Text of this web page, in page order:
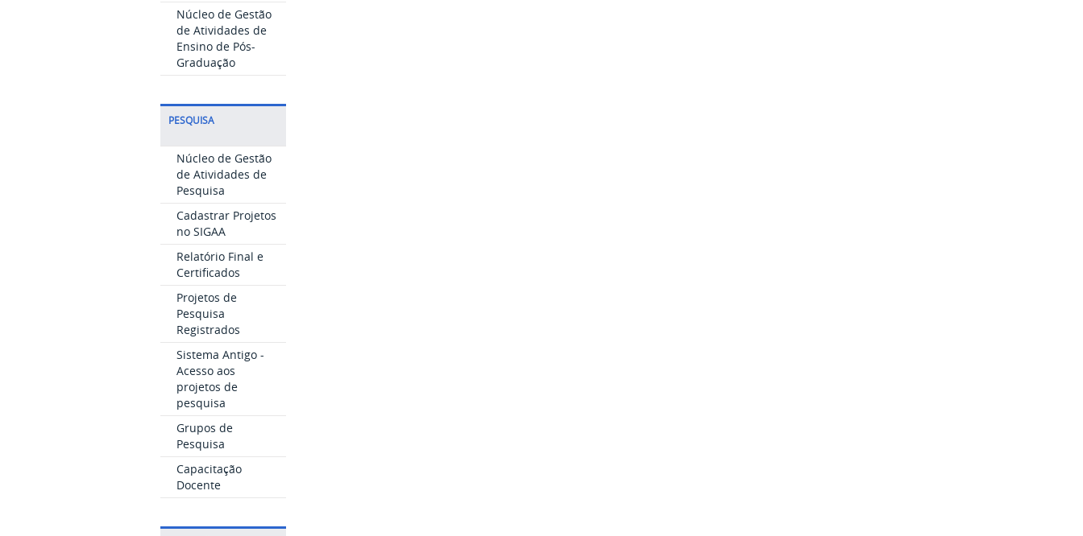
Núcleo de Gestão
de Atividades de
Ensino de Pós-
Graduação
PESQUISA
Núcleo de Gestão
de Atividades de
Pesquisa
Cadastrar Projetos
no SIGAA
Relatório Final e
Certificados
Projetos de
Pesquisa
Registrados
Sistema Antigo -
Acesso aos
projetos de
pesquisa
Grupos de
Pesquisa
Capacitação
Docente